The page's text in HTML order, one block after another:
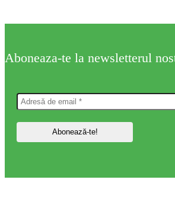
Aboneaza-te la newsletterul